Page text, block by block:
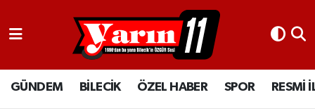
GÜNDEM BİLECİK ÖZEL HABER SPOR RESMİ
GÜNDEM
BİLECİK
Bilecik Nöbetçi Eczaneler
Bilecik Hava Durumu